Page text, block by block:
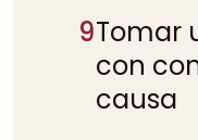
9Tomar
con
causa